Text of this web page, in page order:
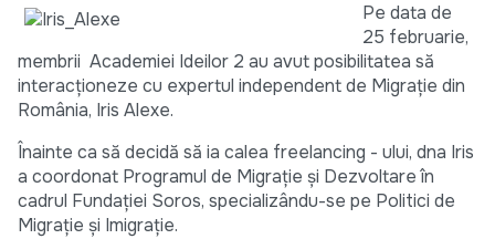
Pe data de
25 februarie,
membrii Academiei Ideilor 2 au avut posibilitatea să
interacționeze cu expertul independent de Migrație din
România, Iris Alexe.
Înainte ca să decidă să ia calea freelancing - ului, dna Iris
a coordonat Programul de Migrație şi Dezvoltare în
cadrul Fundației Soros, specializându-se pe Politici de
Migrație şi Imigrație.